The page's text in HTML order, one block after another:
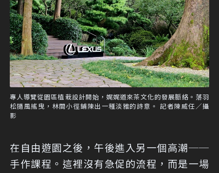
專人導覽從園區植栽設計開始，娓娓道來茶文化的發展脈絡。落羽
松隨風搖曳，林間小徑鋪陳出一種淡雅的詩意。 記者陳威任／攝
影
在自由遊園之後，午後進入另一個高潮──
手作課程。這裡沒有急促的流程，而是一場